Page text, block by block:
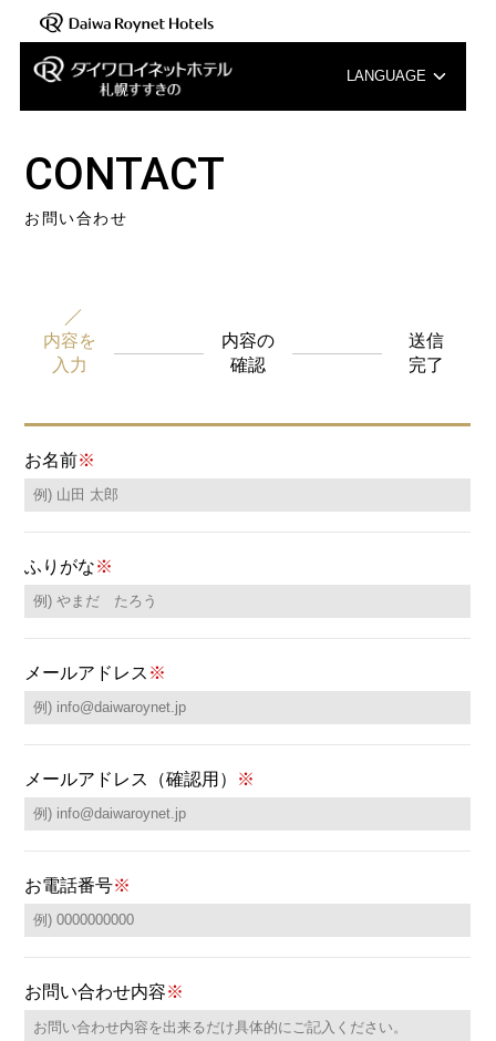
LANGUAGE
English
CONTACT
お問い合わせ
内容を
入力
内容の
確認
送信
完了
お名前※
ふりがな※
メールアドレス ※
メールアドレス（確認用） ※
お電話番号※
お問い合わせ内容※